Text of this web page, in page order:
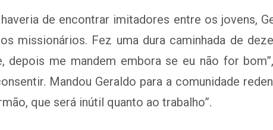
de encontrar imitadores entre os jovens,
missionários. Fez uma dura caminhada de
depois me mandem embora se eu não for
Mandou Geraldo para a comunidade
que será inútil quanto ao trabalho”.